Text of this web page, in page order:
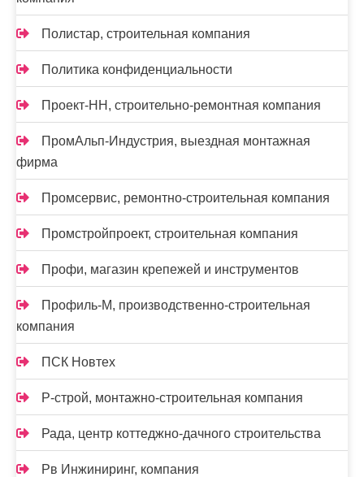
Полистар, строительная компания
Политика конфиденциальности
Проект-НН, строительно-ремонтная компания
ПромАльп-Индустрия, выездная монтажная
фирма
Промсервис, ремонтно-строительная компания
Промстройпроект, строительная компания
Профи, магазин крепежей и инструментов
Профиль-М, производственно-строительная
компания
ПСК Новтех
Р-строй, монтажно-строительная компания
Рада, центр коттеджно-дачного строительства
Рв Инжиниринг, компания